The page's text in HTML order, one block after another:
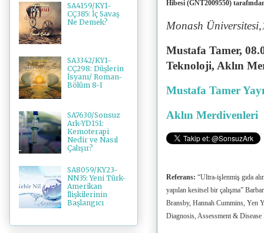
Hibesi (GNT2009550)
Monash
Mustafa Tamer,
Teknoloji, Aklın
Mustafa Tamer
Aklın Merdivenleri
Referans: “Ultra-işlenmiş gıda
yapılan kesitsel bir çalışma”
Bransby, Hannah Cummins, Yen
Diagnosis, Assessment &
SA4159/KY1-
CÇ385: İç Savaş
Ne Demek?
SA3342/KY1-
CÇ298: Düşlerin
İsyanı/ Roman-
Bölüm 8-I
SA7630/Sonsuz
Ark-YD151:
Kemoterapi
Nedir ve Nasıl
Çalışır?
SA8059/KY23-
NN35: Yeni Türk-
Amerikan
İlişkilerinin
Başlangıcı